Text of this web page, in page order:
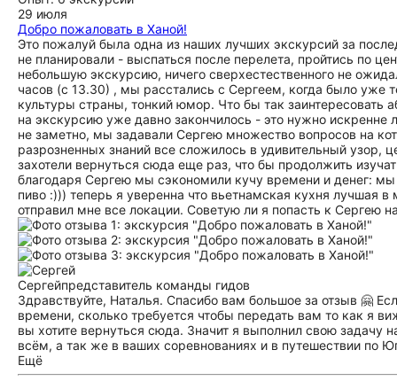
29 июля
Добро пожаловать в Ханой!
Это пожалуй была одна из наших лучших экскурсий за
не планировали - выспаться после перелета, пройтись по
небольшую экскурсию, ничего сверхестественного не
часов (с 13.30) , мы расстались с Сергеем, когда было уже
культуры страны, тонкий юмор. Что бы так
на экскурсию уже давно закончилось - это нужно
не заметно, мы задавали Сергею множество вопросов на
разрозненных знаний все сложилось в удивительный
захотели вернуться сюда еще раз, что бы продолжить
благодаря Сергею мы сэкономили кучу времени и денег:
пиво :))) теперь я уверенна что вьетнамская кухня лучшая
отправил мне все локации. Советую ли я попасть к Сергею
Сергейпредставитель команды гидов
Здравствуйте, Наталья. Спасибо вам большое за отзыв 🤗
времени, сколько требуется чтобы передать вам то как я
вы хотите вернуться сюда. Значит я выполнил свою
всём, а так же в ваших соревнованиях и в путешествии по
Ещё